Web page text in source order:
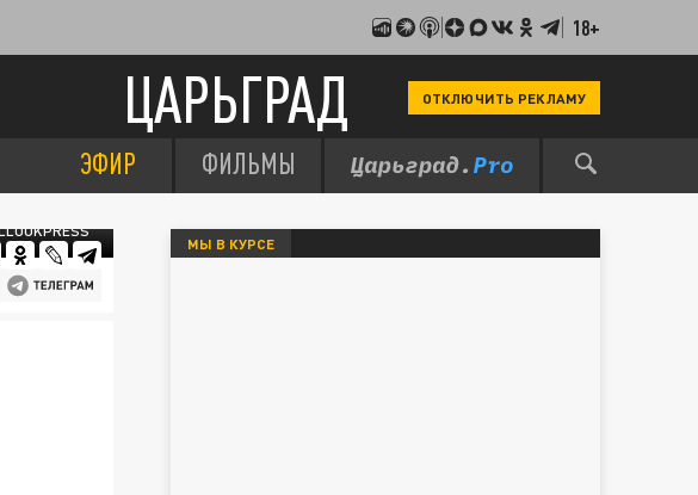
18+
ЦАРЬГРАД ОТКЛЮЧИТЬ РЕКЛАМУ
ЭФИР ФИЛЬМЫ
МЫ В КУРСЕ